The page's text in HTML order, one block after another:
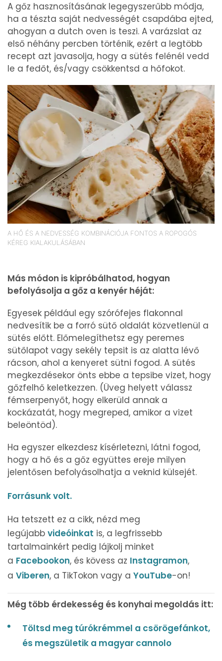
A gőz hasznosításának legegyszerűbb módja,
ha a tészta saját nedvességét csapdába ejted,
ahogyan a dutch oven is teszi. A varázslat az
első néhány percben történik, ezért a legtöbb
recept azt javasolja, hogy a sütés felénél vedd
le a fedőt, és/vagy csökkentsd a hőfokot.
A HŐ ÉS A NEDVESSÉG KOMBINÁCIÓJA FONTOS A ROPOGÓS
KÉREG KIALAKULÁSÁBAN
Más módon is kipróbálhatod, hogyan
befolyásolja a gőz a kenyér héját:
Egyesek például egy szórófejes flakonnal
nedvesítik be a forró sütő oldalát közvetlenül a
sütés előtt. Előmelegíthetsz egy peremes
sütőlapot vagy sekély tepsit is az alatta lévő
rácson, ahol a kenyeret sütni fogod. A sütés
megkezdésekor önts ebbe a tepsibe vizet, hogy
gőzfelhő keletkezzen. (Üveg helyett válassz
fémserpenyőt, hogy elkerüld annak a
kockázatát, hogy megreped, amikor a vizet
beleöntöd).
Ha egyszer elkezdesz kísérletezni, látni fogod,
hogy a hő és a gőz együttes ereje milyen
jelentősen befolyásolhatja a veknid külsejét.
Forrásunk volt.
Ha tetszett ez a cikk, nézd meg
legújabb videóinkat is, a legfrissebb
tartalmainkért pedig lájkolj minket
a Facebookon, és kövess az Instagramon,
a Viberen, a TikTokon vagy a YouTube-on!
Még több érdekesség és konyhai megoldás itt:
Töltsd meg túrókrémmel a csörögefánkot,
és megszületik a magyar cannolo